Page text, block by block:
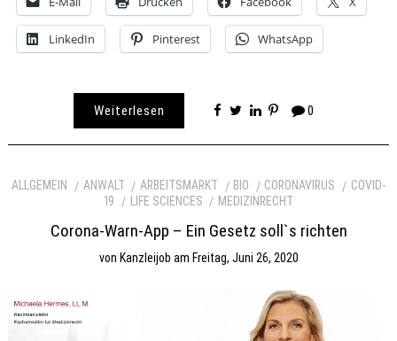
LinkedIn Pinterest WhatsApp
Weiterlesen 0
ALLGEMEIN ANWALT ARBEITSMARKT BIO CORONAVIRUS
COVID-
19
LIFE SCIENCES MEDIZINRECHT
Corona-Warn-App – Ein Gesetz soll`s richten
von Kanzleijob am Freitag, Juni 26, 2020